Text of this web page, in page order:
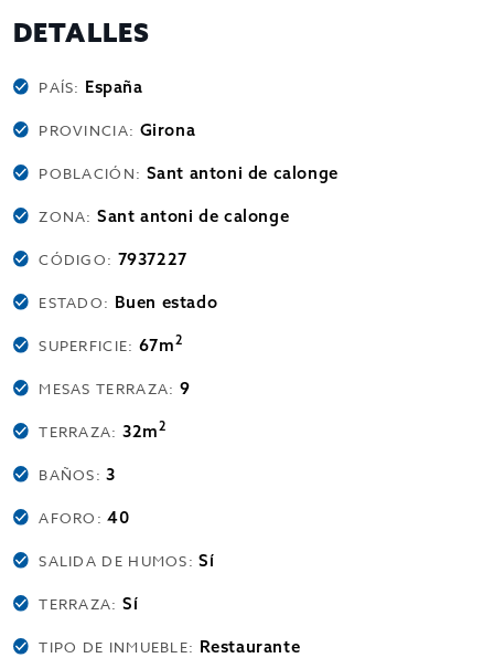
DETALLES
PAÍS: España
PROVINCIA: Girona
POBLACIÓN: Sant antoni de calonge
ZONA:Sant antoni de calonge
CÓDIGO: 7937227
ESTADO: Buen estado
SUPERFICIE: 67m2
MESAS TERRAZA: 9
TERRAZA: 32m2
BAÑOS:3
AFORO:40
SALIDA DE HUMOS:Sí
TERRAZA: Sí
TIPO DE INMUEBLE: Restaurante